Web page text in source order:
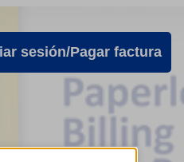
sesión/Pagar factura